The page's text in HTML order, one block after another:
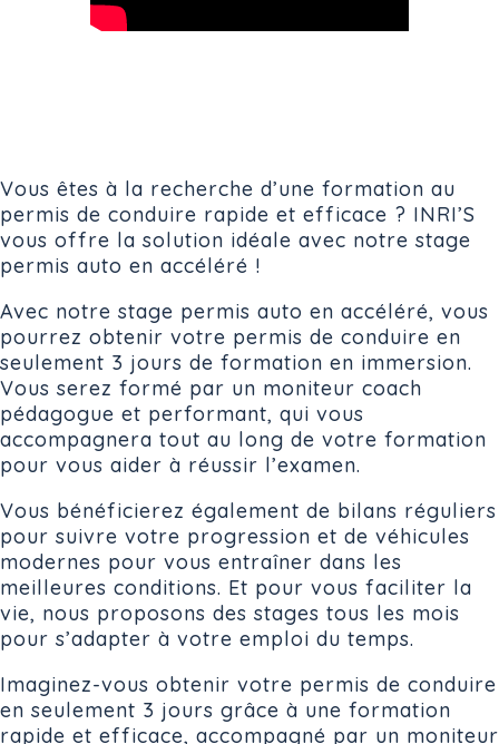
Vous êtes à la recherche d’une formation au
permis de conduire rapide et efficace ? INRI’S
vous offre la solution idéale avec notre stage
permis auto en accéléré !
Avec notre stage permis auto en accéléré, vous
pourrez obtenir votre permis de conduire en
seulement 3 jours de formation en immersion.
Vous serez formé par un moniteur coach
pédagogue et performant, qui vous
accompagnera tout au long de votre formation
pour vous aider à réussir l’examen.
Vous bénéficierez également de bilans réguliers
pour suivre votre progression et de véhicules
modernes pour vous entraîner dans les
meilleures conditions. Et pour vous faciliter la
vie, nous proposons des stages tous les mois
pour s’adapter à votre emploi du temps.
Imaginez-vous obtenir votre permis de conduire
en seulement 3 jours grâce à une formation
rapide et efficace, accompagné par un moniteur